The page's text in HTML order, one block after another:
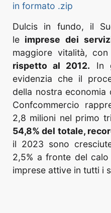
in formato .zip
Dulcis in fundo, il
le imprese dei
maggiore vitalità, con
rispetto al 2012. In
evidenzia che il
della nostra economia
Confcommercio
2,8 milioni nel primo
54,8% del totale,
il 2023 sono
2,5% a fronte del
imprese attive in tutti i